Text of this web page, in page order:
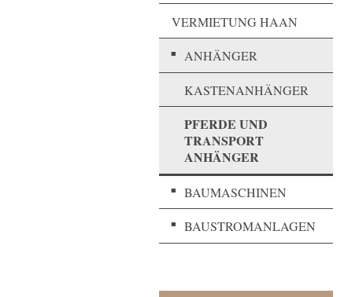
VERMIETUNG HAAN
ANHÄNGER
KASTENANHÄNGER
PFERDE UND
TRANSPORT
ANHÄNGER
BAUMASCHINEN
BAUSTROMANLAGEN